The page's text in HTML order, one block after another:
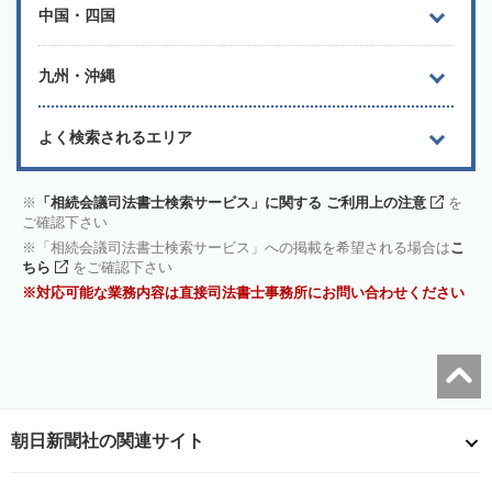
中国・四国
九州・沖縄
よく検索されるエリア
「相続会議司法書士検索サービス」に関する ご利用上の注意
を
ご確認下さい
「相続会議司法書士検索サービス」への掲載を希望される場合はこ
ちら
をご確認下さい
対応可能な業務内容は直接司法書士事務所にお問い合わせください
朝日新聞社の関連サイト